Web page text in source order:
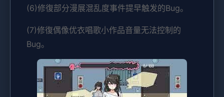
(6)修復部分漫展混乱度事件提早触发的Bug。
(7)修復偶像优衣唱歌小作品音量无法控制的
Bug。